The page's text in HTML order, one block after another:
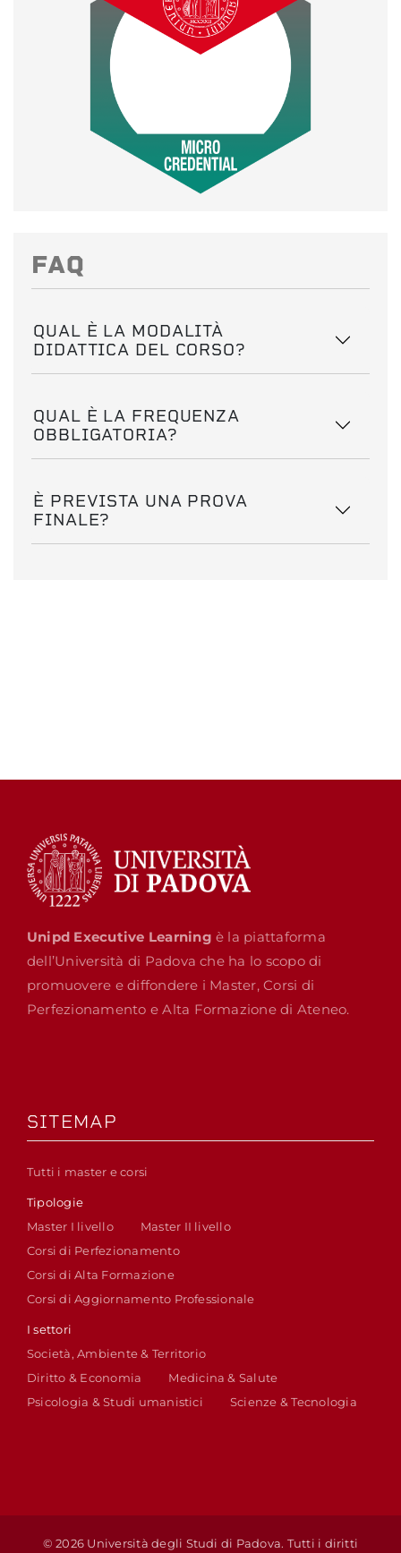
FAQ
QUAL È LA MODALITÀ
DIDATTICA DEL CORSO?
QUAL È LA FREQUENZA
OBBLIGATORIA?
È PREVISTA UNA PROVA
FINALE?
Unipd Executive Learning è la piattaforma
dell’Università di Padova che ha lo scopo di
promuovere e diffondere i Master, Corsi di
Perfezionamento e Alta Formazione di Ateneo.
SITEMAP
Tutti i master e corsi
Tipologie
Master I livello
Master II livello
Corsi di Perfezionamento
Corsi di Alta Formazione
Corsi di Aggiornamento Professionale
I settori
Società, Ambiente & Territorio
Diritto & Economia
Medicina & Salute
Psicologia & Studi umanistici
Scienze & Tecnologia
© 2026 Università degli Studi di Padova. Tutti i diritti